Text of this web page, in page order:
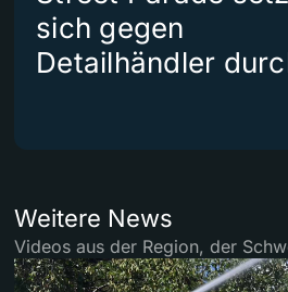
sich gegen
Detailhändler
Weitere News
Videos aus der Region, der